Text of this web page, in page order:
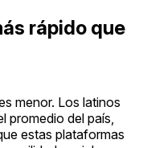
rápido que
menor. Los latinos
promedio del país,
estas plataformas